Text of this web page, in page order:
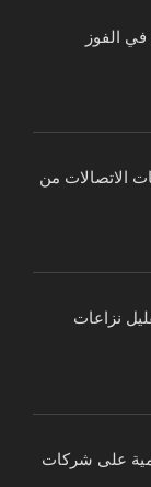
الفوز
تحمي شركات الاتصالات من
نزاعات
على شركات